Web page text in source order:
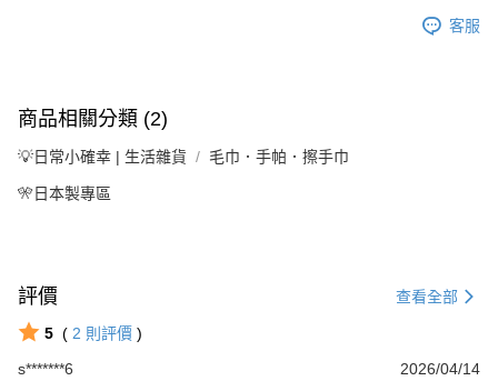
客服
商品相關分類 (2)
💡日常小確幸 | 生活雜貨 毛巾．手帕．擦手巾
🎌日本製專區
評價 查看全部
5 ( 2 則評價 )
s*******6
2026/04/14